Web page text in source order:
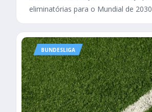
eliminatórias para o Mundial de
BUNDESLIGA